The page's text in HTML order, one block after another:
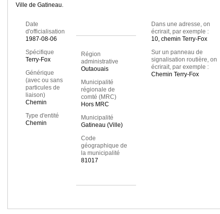
Ville de Gatineau.
Date
d'officialisation
1987-08-06
Spécifique
Terry-Fox
Générique
(avec ou sans
particules de
liaison)
Chemin
Type d'entité
Chemin
Région
administrative
Outaouais
Municipalité
régionale de
comté (MRC)
Hors MRC
Municipalité
Gatineau (Ville)
Code
géographique de
la municipalité
81017
Dans une adresse, on
écrirait, par exemple :
10, chemin Terry-Fox
Sur un panneau de
signalisation routière, on
écrirait, par exemple :
Chemin Terry-Fox